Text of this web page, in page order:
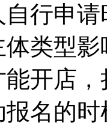
自行申
体类型
开店
名的时